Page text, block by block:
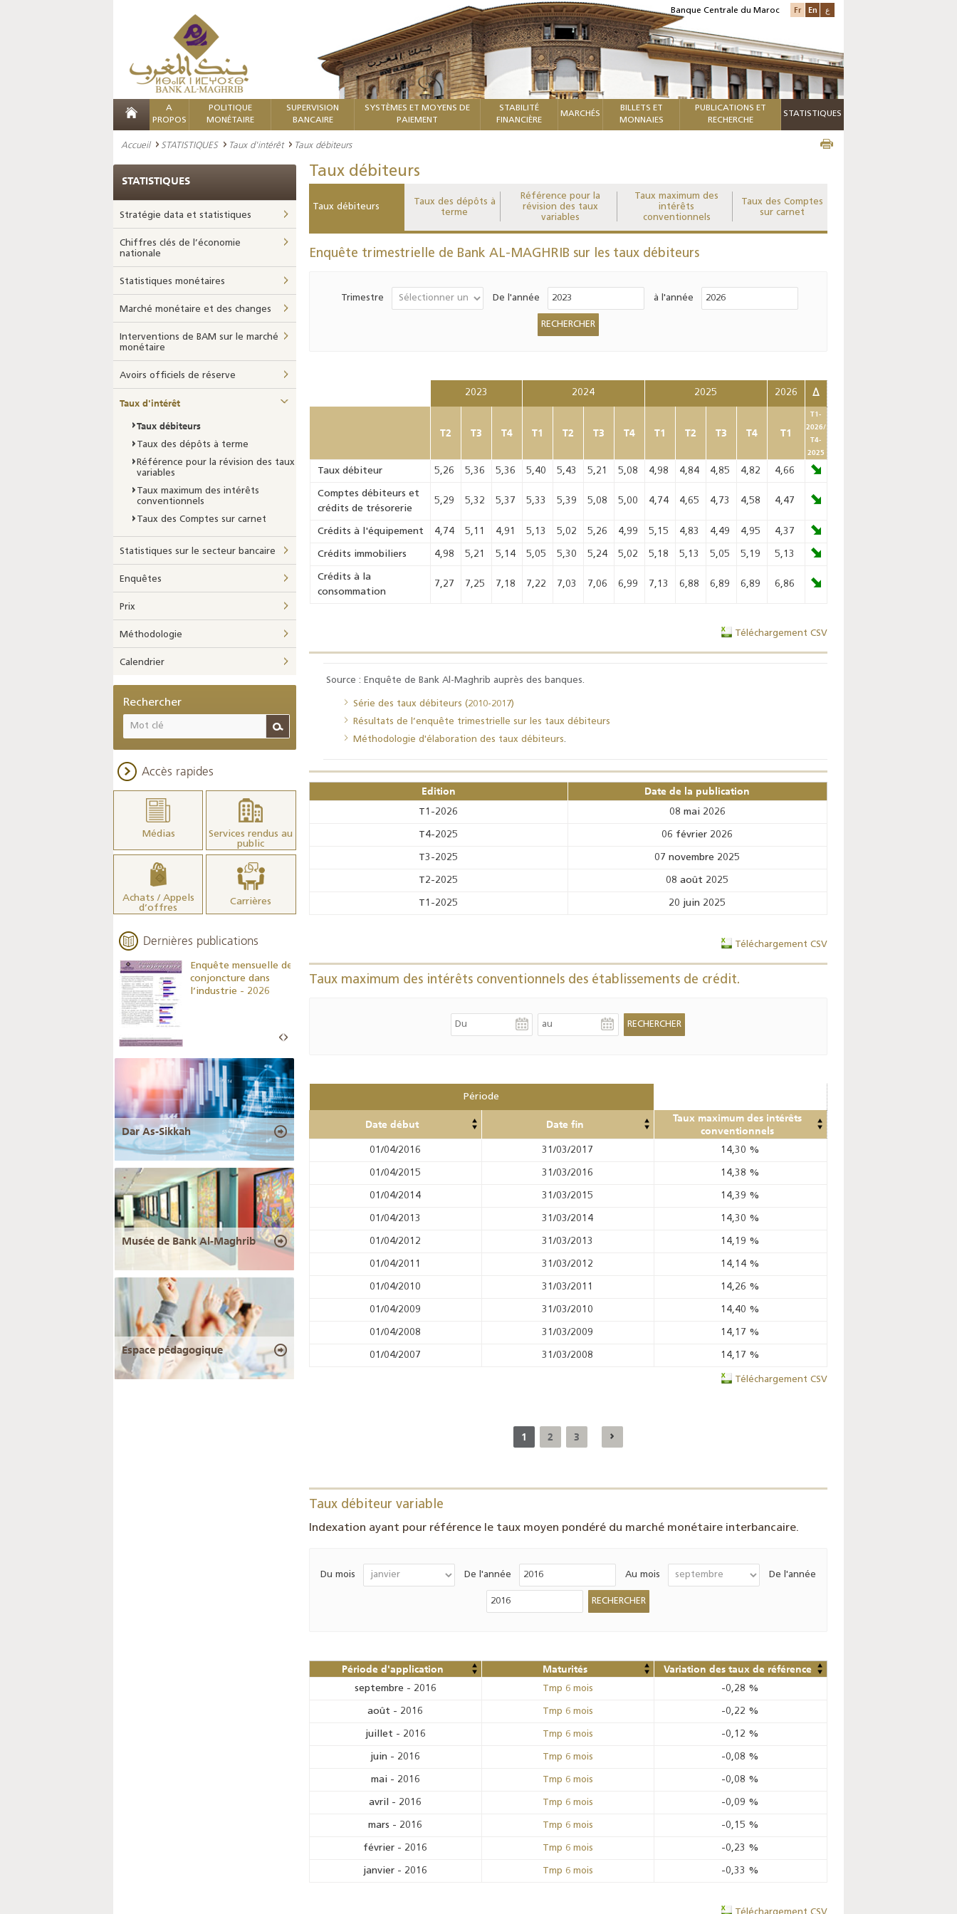
Banque Centrale du Maroc Fr En ع
A
PROPOS
POLITIQUE
MONÉTAIRE
SUPERVISION
BANCAIRE
SYSTÈMES ET MOYENS DE
PAIEMENT
STABILITÉ
FINANCIÈRE
MARCHÉS
BILLETS ET
MONNAIES
PUBLICATIONS ET
RECHERCHE
STATISTIQUES
Accueil STATISTIQUES Taux d'intérêt Taux débiteurs
Taux débiteurs
Taux débiteurs
Taux des dépôts à
terme
Référence pour la
révision des taux
variables
Taux maximum des
intérêts
conventionnels
Taux des Comptes
sur carnet
Enquête trimestrielle de Bank AL-MAGHRIB sur les taux débiteurs
Trimestre De l'année à l'année
2023 2024 2025 2026 Δ
T2 T3 T4 T1 T2 T3 T4 T1 T2 T3 T4 T1
T1-
2026/
T4-
2025
Taux débiteur 5,26 5,36 5,36 5,40 5,43 5,21 5,08 4,98 4,84 4,85 4,82 4,66
Comptes débiteurs et
crédits de trésorerie
5,29 5,32 5,37 5,33 5,39 5,08 5,00 4,74 4,65 4,73 4,58 4,47
Crédits à l'équipement 4,74 5,11 4,91 5,13 5,02 5,26 4,99 5,15 4,83 4,49 4,95 4,37
Crédits immobiliers 4,98 5,21 5,14 5,05 5,30 5,24 5,02 5,18 5,13 5,05 5,19 5,13
Crédits à la
consommation
7,27 7,25 7,18 7,22 7,03 7,06 6,99 7,13 6,88 6,89 6,89 6,86
Téléchargement CSV
Source : Enquête de Bank Al-Maghrib auprès des banques.
Série des taux débiteurs (2010-2017)
Résultats de l’enquête trimestrielle sur les taux débiteurs
Méthodologie d'élaboration des taux débiteurs.
Edition Date de la publication
T1-2026 08 mai 2026
T4-2025 06 février 2026
T3-2025 07 novembre 2025
T2-2025 08 août 2025
T1-2025 20 juin 2025
Téléchargement CSV
Taux maximum des intérêts conventionnels des établissements de crédit.
Période
Date début Date fin
Taux maximum des intérêts
conventionnels
01/04/2016 31/03/2017 14,30 %
01/04/2015 31/03/2016 14,38 %
01/04/2014 31/03/2015 14,39 %
01/04/2013 31/03/2014 14,30 %
01/04/2012 31/03/2013 14,19 %
01/04/2011 31/03/2012 14,14 %
01/04/2010 31/03/2011 14,26 %
01/04/2009 31/03/2010 14,40 %
01/04/2008 31/03/2009 14,17 %
01/04/2007 31/03/2008 14,17 %
Téléchargement CSV
1 2 3
Taux débiteur variable
Indexation ayant pour référence le taux moyen pondéré du marché monétaire interbancaire.
Du mois De l'année Au mois De l'année
Période d'application Maturités Variation des taux de référence
septembre - 2016 Tmp 6 mois -0,28 %
août - 2016 Tmp 6 mois -0,22 %
juillet - 2016 Tmp 6 mois -0,12 %
juin - 2016 Tmp 6 mois -0,08 %
mai - 2016 Tmp 6 mois -0,08 %
avril - 2016 Tmp 6 mois -0,09 %
mars - 2016 Tmp 6 mois -0,15 %
février - 2016 Tmp 6 mois -0,23 %
janvier - 2016 Tmp 6 mois -0,33 %
STATISTIQUES
Stratégie data et statistiques
Chiffres clés de l’économie
nationale
Statistiques monétaires
Marché monétaire et des changes
Interventions de BAM sur le marché
monétaire
Avoirs officiels de réserve
Taux d'intérêt
Taux débiteurs
Taux des dépôts à terme
Référence pour la révision des taux
variables
Taux maximum des intérêts
conventionnels
Taux des Comptes sur carnet
Statistiques sur le secteur bancaire
Enquêtes
Prix
Méthodologie
Calendrier
Rechercher
Accès rapides
Médias
Services rendus au
public
Achats / Appels
d’offres
Carrières
Dernières publications
Enquête mensuelle de
conjoncture dans
l’industrie - 2026
Résultats trimestriels
de l’enquête de
Indicateurs clés des
statistiques
Enquête mensuelle de
conjoncture dans
Dar As-Sikkah
Musée de Bank Al-Maghrib
Espace pédagogique